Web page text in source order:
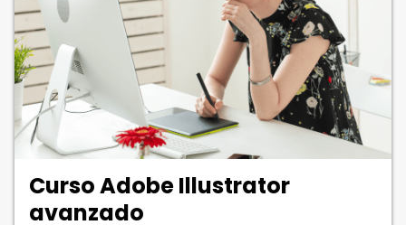
Curso Adobe Illustrator
avanzado